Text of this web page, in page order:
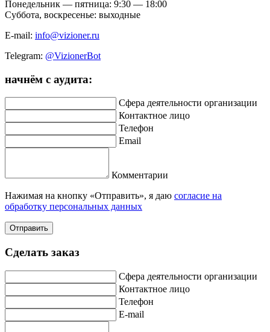
Понедельник — пятница: 9:30 — 18:00
Суббота, воскресенье: выходные
E-mail: info@vizioner.ru
Telegram: @VizionerBot
начнём с аудита:
Сфера деятельности организации
Контактное лицо
Телефон
Email
Комментарии
Нажимая на кнопку «Отправить», я даю согласие на
обработку персональных данных
Отправить
Сделать заказ
Сфера деятельности организации
Контактное лицо
Телефон
E-mail